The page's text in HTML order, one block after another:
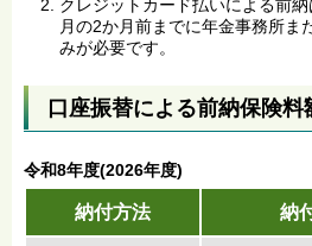
クレジットカード払いによる前
月の2か月前までに年金事務所ま
みが必要です。
口座振替による前納保険料
令和8年度(2026年度)
納付方法 納